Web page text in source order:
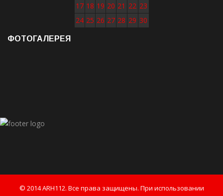
17 18 19 20 21 22 23
24 25 26 27 28 29 30
ФОТОГАЛЕРЕЯ
© 2014 ARH112. Все права защищены. При использовании